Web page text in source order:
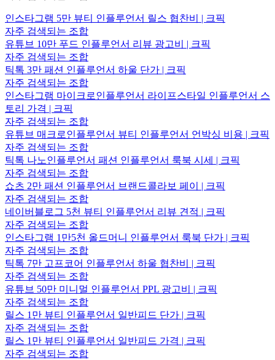
인스타그램 5만 뷰티 인플루언서 릴스 협찬비 | 크픽
자주 검색되는 조합
유튜브 10만 푸드 인플루언서 리뷰 광고비 | 크픽
자주 검색되는 조합
틱톡 3만 패션 인플루언서 하울 단가 | 크픽
자주 검색되는 조합
인스타그램 마이크로인플루언서 라이프스타일 인플루언서 스
토리 가격 | 크픽
자주 검색되는 조합
유튜브 매크로인플루언서 뷰티 인플루언서 언박싱 비용 | 크픽
자주 검색되는 조합
틱톡 나노인플루언서 패션 인플루언서 룩북 시세 | 크픽
자주 검색되는 조합
쇼츠 2만 패션 인플루언서 브랜드콜라보 페이 | 크픽
자주 검색되는 조합
네이버블로그 5천 뷰티 인플루언서 리뷰 견적 | 크픽
자주 검색되는 조합
인스타그램 1만5천 올드머니 인플루언서 룩북 단가 | 크픽
자주 검색되는 조합
틱톡 7만 고프코어 인플루언서 하울 협찬비 | 크픽
자주 검색되는 조합
유튜브 50만 미니멀 인플루언서 PPL 광고비 | 크픽
자주 검색되는 조합
릴스 1만 뷰티 인플루언서 일반피드 단가 | 크픽
자주 검색되는 조합
릴스 1만 뷰티 인플루언서 일반피드 가격 | 크픽
자주 검색되는 조합